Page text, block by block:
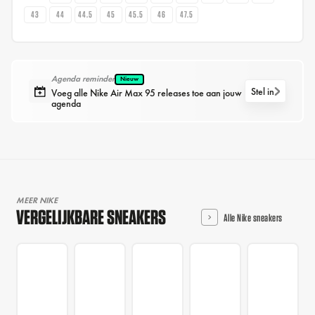
43 44 44.5 45 45.5 46 47.5
Agenda reminder Nieuw
Voeg alle Nike Air Max 95 releases toe aan jouw
agenda
Stel in
MEER NIKE
VERGELIJKBARE SNEAKERS Alle Nike sneakers